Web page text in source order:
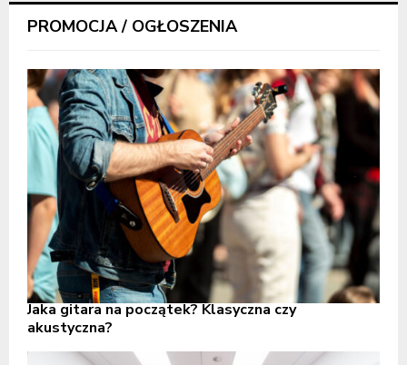
PROMOCJA / OGŁOSZENIA
Jaka gitara na początek? Klasyczna czy
akustyczna?